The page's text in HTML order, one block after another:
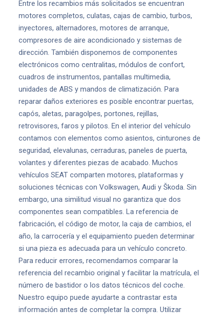
Entre los recambios más solicitados se encuentran
motores completos, culatas, cajas de cambio, turbos,
inyectores, alternadores, motores de arranque,
compresores de aire acondicionado y sistemas de
dirección. También disponemos de componentes
electrónicos como centralitas, módulos de confort,
cuadros de instrumentos, pantallas multimedia,
unidades de ABS y mandos de climatización. Para
reparar daños exteriores es posible encontrar puertas,
capós, aletas, paragolpes, portones, rejillas,
retrovisores, faros y pilotos. En el interior del vehículo
contamos con elementos como asientos, cinturones de
seguridad, elevalunas, cerraduras, paneles de puerta,
volantes y diferentes piezas de acabado. Muchos
vehículos SEAT comparten motores, plataformas y
soluciones técnicas con Volkswagen, Audi y Škoda. Sin
embargo, una similitud visual no garantiza que dos
componentes sean compatibles. La referencia de
fabricación, el código de motor, la caja de cambios, el
año, la carrocería y el equipamiento pueden determinar
si una pieza es adecuada para un vehículo concreto.
Para reducir errores, recomendamos comparar la
referencia del recambio original y facilitar la matrícula, el
número de bastidor o los datos técnicos del coche.
Nuestro equipo puede ayudarte a contrastar esta
información antes de completar la compra. Utilizar